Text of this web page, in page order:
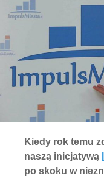
Kiedy rok temu
naszą inicjatywą
po skoku w